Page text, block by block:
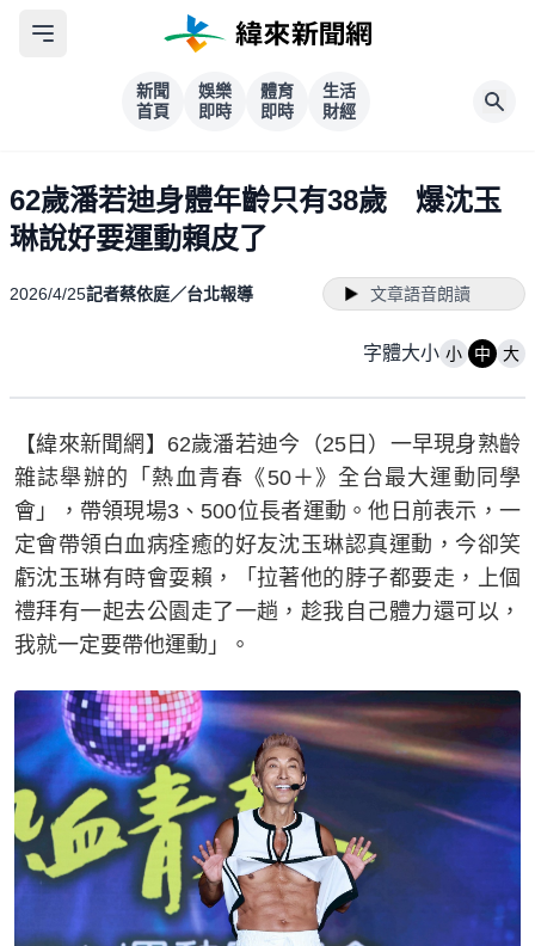
新聞
首頁
娛樂
即時
體育
即時
生活
財經
62歲潘若迪身體年齡只有38歲 爆沈玉
琳說好要運動賴皮了
2026/4/25記者蔡依庭／台北報導 文章語音朗讀
字體大小 小 中 大
【緯來新聞網】62歲潘若迪今（25日）一早現身熟齡
雜誌舉辦的「熱血青春《50＋》全台最大運動同學
會」，帶領現場3、500位長者運動。他日前表示，一
定會帶領白血病痊癒的好友沈玉琳認真運動，今卻笑
虧沈玉琳有時會耍賴，「拉著他的脖子都要走，上個
禮拜有一起去公園走了一趟，趁我自己體力還可以，
我就一定要帶他運動」。